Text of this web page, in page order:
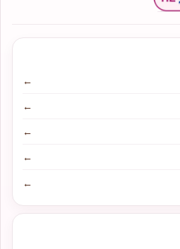
←
←
←
←
←